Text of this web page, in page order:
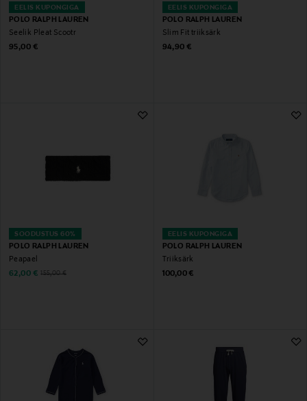
EELIS KUPONGIGA
POLO RALPH LAUREN
Seelik Pleat Scootr
Original Price
95,00 €
EELIS KUPONGIGA
POLO RALPH LAUREN
Slim Fit triiksärk
Original Price
94,90 €
SOODUSTUS 60%
POLO RALPH LAUREN
Peapael
Discounted Price
62,00 € Original Price
155,00 €
EELIS KUPONGIGA
POLO RALPH LAUREN
Triiksärk
Original Price
100,00 €